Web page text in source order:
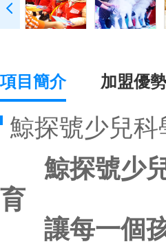
項目簡介 加盟優勢
鯨探號少兒科
鯨探號少
育
讓每一個